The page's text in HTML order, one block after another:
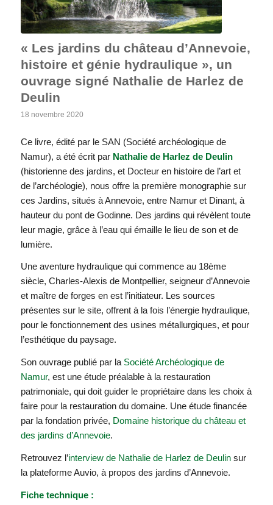
« Les jardins du château d’Annevoie,
histoire et génie hydraulique », un
ouvrage signé Nathalie de Harlez de
Deulin
18 novembre 2020
Ce livre, édité par le SAN (Société archéologique de
Namur), a été écrit par Nathalie de Harlez de Deulin
(historienne des jardins, et Docteur en histoire de l’art et
de l’archéologie), nous offre la première monographie sur
ces Jardins, situés à Annevoie, entre Namur et Dinant, à
hauteur du pont de Godinne. Des jardins qui révèlent toute
leur magie, grâce à l’eau qui émaille le lieu de son et de
lumière.
Une aventure hydraulique qui commence au 18ème
siècle, Charles-Alexis de Montpellier, seigneur d’Annevoie
et maître de forges en est l’initiateur. Les sources
présentes sur le site, offrent à la fois l’énergie hydraulique,
pour le fonctionnement des usines métallurgiques, et pour
l’esthétique du paysage.
Son ouvrage publié par la Société Archéologique de
Namur, est une étude préalable à la restauration
patrimoniale, qui doit guider le propriétaire dans les choix à
faire pour la restauration du domaine. Une étude financée
par la fondation privée, Domaine historique du château et
des jardins d’Annevoie.
Retrouvez l’interview de Nathalie de Harlez de Deulinsur
la plateforme Auvio, à propos des jardins d’Annevoie.
Fiche technique :